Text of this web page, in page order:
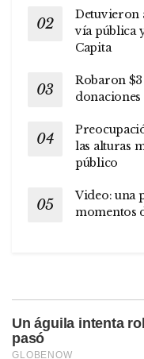
Detuvieron
vía pública
Capita
Robaron
las alturas
público
Video: una
momentos